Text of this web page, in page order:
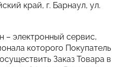
край, г. Барнаул, ул.
– электронный сервис,
которого Покупатель
Заказ Товара в